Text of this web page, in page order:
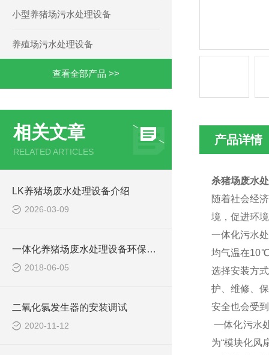
小型养猪场污水处理设备
养殖场污水处理设备
查看全部产品 >>
相关文章
RELATED ARTICLES
LK养猪场废水处理设备介绍
2026-03-09
一体化养猪场废水处理设备环保局新要求
2018-06-05
二氧化氯发生器的安装调试
2020-11-12
产品详情
杀猪场废水
随着社会经
境，促进环
一体化污水
均气温在
选择安装方
护、维修、
安全也会受
一体化污水
为“模块化风